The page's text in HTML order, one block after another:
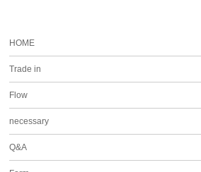
HOME
Trade in
Flow
necessary
Q&A